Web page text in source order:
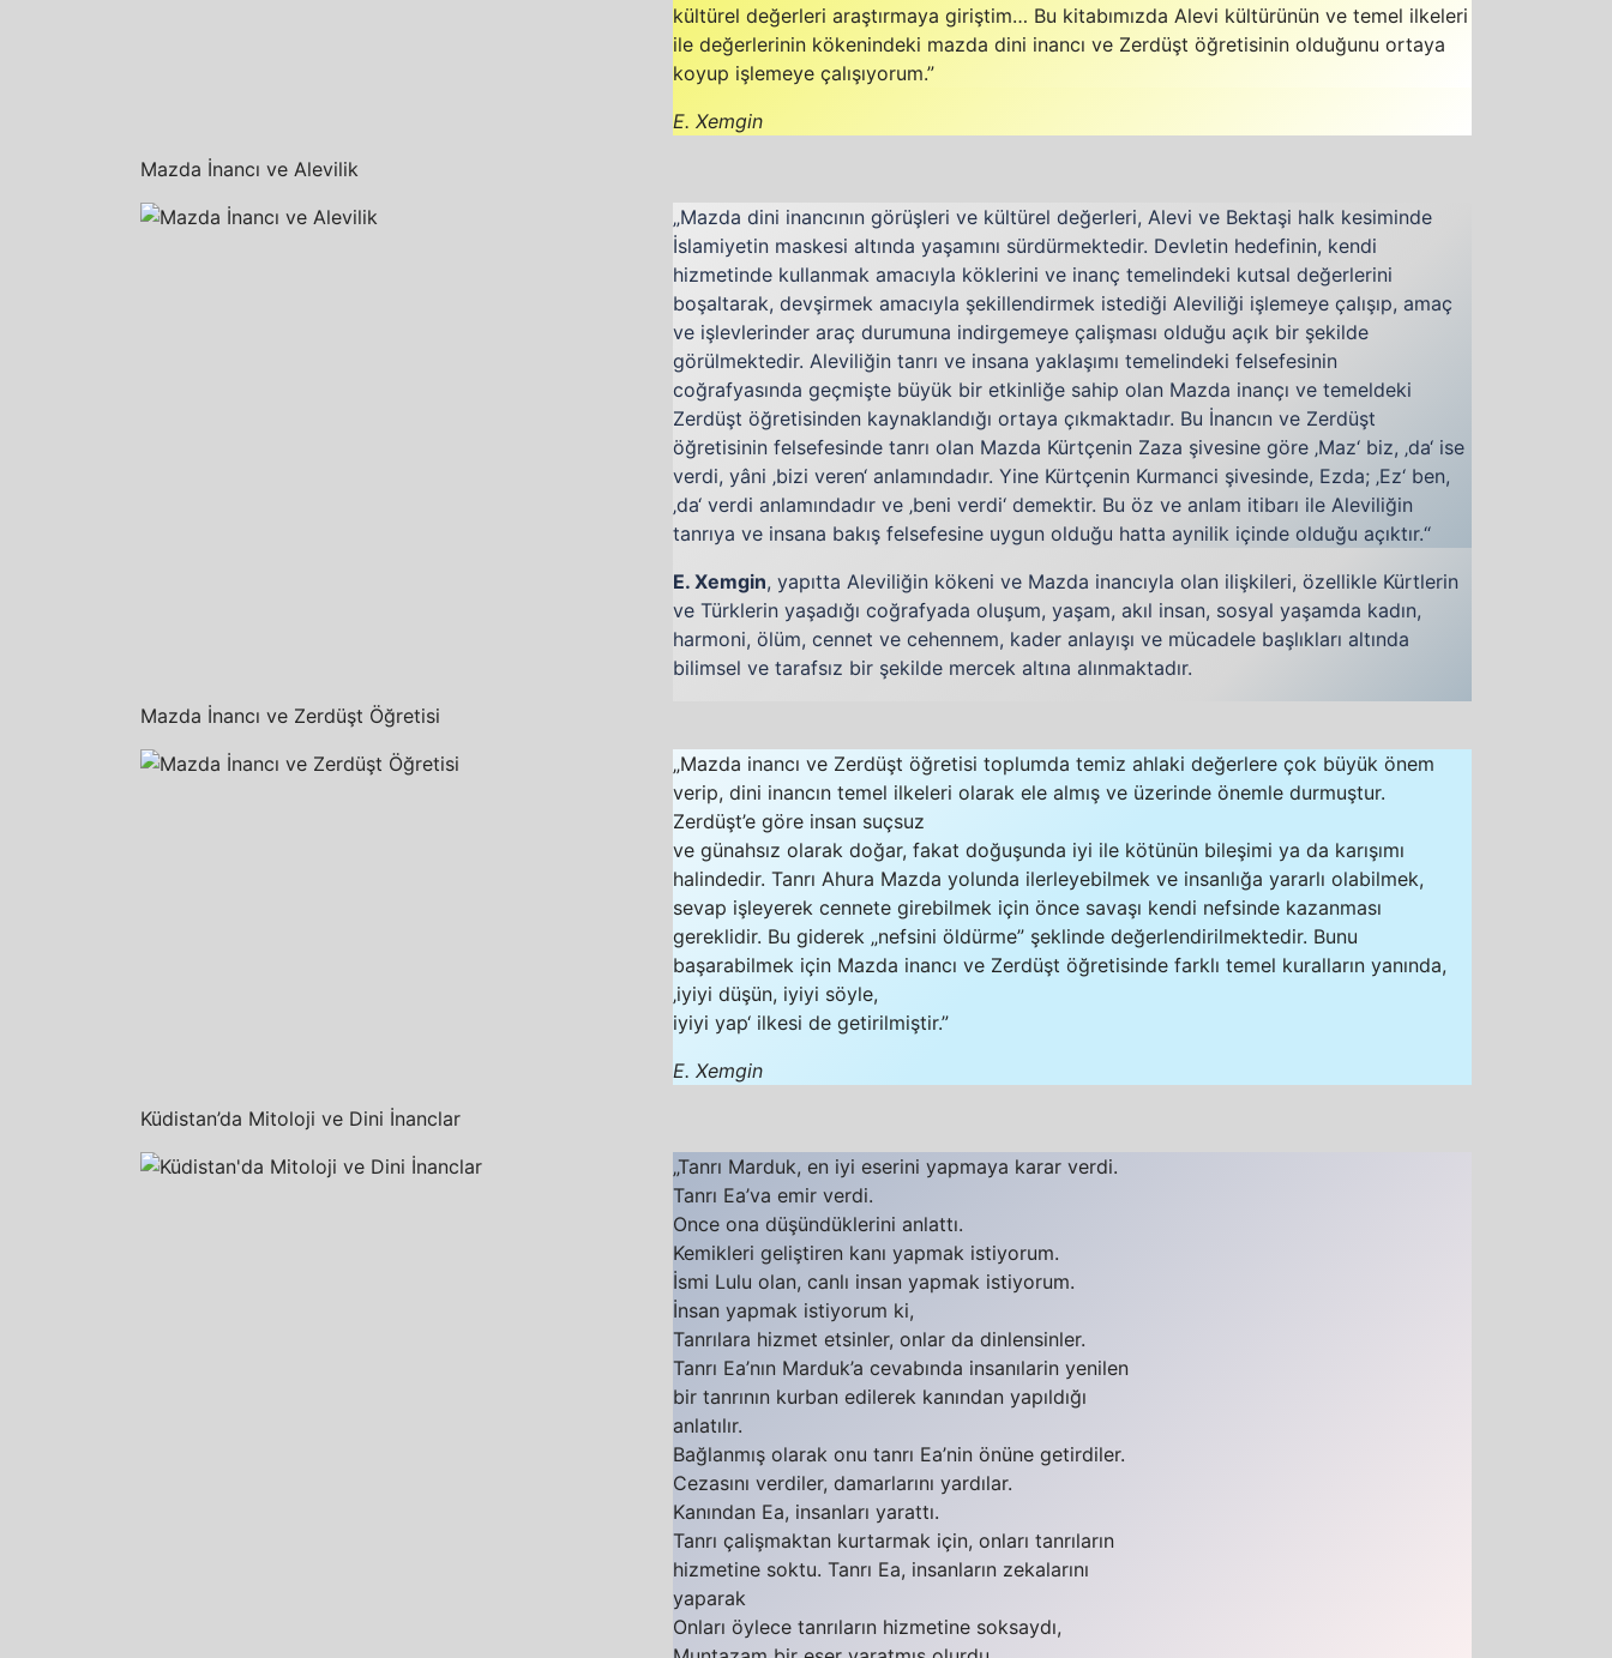
kültürel değerleri araştırmaya giriştim… Bu kitabımızda Alevi kültürünün ve temel ilkeleri
ile değerlerinin kökenindeki mazda dini inancı ve Zerdüşt öğretisinin olduğunu ortaya
koyup işlemeye çalışıyorum.”
E. Xemgin
Mazda İnancı ve Alevilik
„Mazda dini inancının görüşleri ve kültürel değerleri, Alevi ve Bektaşi halk kesiminde
İslamiyetin maskesi altında yaşamını sürdürmektedir. Devletin hedefinin, kendi
hizmetinde kullanmak amacıyla köklerini ve inanç temelindeki kutsal değerlerini
boşaltarak, devşirmek amacıyla şekillendirmek istediği Aleviliği işlemeye çalışıp, amaç
ve işlevlerinder araç durumuna indirgemeye çalişması olduğu açık bir şekilde
görülmektedir. Aleviliğin tanrı ve insana yaklaşımı temelindeki felsefesinin
coğrafyasında geçmişte büyük bir etkinliğe sahip olan Mazda inançı ve temeldeki
Zerdüşt öğretisinden kaynaklandığı ortaya çıkmaktadır. Bu İnancın ve Zerdüşt
öğretisinin felsefesinde tanrı olan Mazda Kürtçenin Zaza şivesine göre ‚Maz‘ biz, ‚da‘ ise
verdi, yâni ‚bizi veren‘ anlamındadır. Yine Kürtçenin Kurmanci şivesinde, Ezda; ‚Ez‘ ben,
‚da‘ verdi anlamındadır ve ‚beni verdi‘ demektir. Bu öz ve anlam itibarı ile Aleviliğin
tanrıya ve insana bakış felsefesine uygun olduğu hatta aynilik içinde olduğu açıktır.“
E. Xemgin, yapıtta Aleviliğin kökeni ve Mazda inancıyla olan ilişkileri, özellikle Kürtlerin
ve Türklerin yaşadığı coğrafyada oluşum, yaşam, akıl insan, sosyal yaşamda kadın,
harmoni, ölüm, cennet ve cehennem, kader anlayışı ve mücadele başlıkları altında
bilimsel ve tarafsız bir şekilde mercek altına alınmaktadır.
Mazda İnancı ve Zerdüşt Öğretisi
„Mazda inancı ve Zerdüşt öğretisi toplumda temiz ahlaki değerlere çok büyük önem
verip, dini inancın temel ilkeleri olarak ele almış ve üzerinde önemle durmuştur.
Zerdüşt’e göre insan suçsuz
ve günahsız olarak doğar, fakat doğuşunda iyi ile kötünün bileşimi ya da karışımı
halindedir. Tanrı Ahura Mazda yolunda ilerleyebilmek ve insanlığa yararlı olabilmek,
sevap işleyerek cennete girebilmek için önce savaşı kendi nefsinde kazanması
gereklidir. Bu giderek „nefsini öldürme” şeklinde değerlendirilmektedir. Bunu
başarabilmek için Mazda inancı ve Zerdüşt öğretisinde farklı temel kuralların yanında,
‚iyiyi düşün, iyiyi söyle,
iyiyi yap‘ ilkesi de getirilmiştir.”
E. Xemgin
Küdistan’da Mitoloji ve Dini İnanclar
„Tanrı Marduk, en iyi eserini yapmaya karar verdi.
Tanrı Ea’va emir verdi.
Once ona düşündüklerini anlattı.
Kemikleri geliştiren kanı yapmak istiyorum.
İsmi Lulu olan, canlı insan yapmak istiyorum.
İnsan yapmak istiyorum ki,
Tanrılara hizmet etsinler, onlar da dinlensinler.
Tanrı Ea’nın Marduk’a cevabında insanılarin yenilen
bir tanrının kurban edilerek kanından yapıldığı
anlatılır.
Bağlanmış olarak onu tanrı Ea’nin önüne getirdiler.
Cezasını verdiler, damarlarını yardılar.
Kanından Ea, insanları yarattı.
Tanrı çalişmaktan kurtarmak için, onları tanrıların
hizmetine soktu. Tanrı Ea, insanların zekalarını
yaparak
Onları öylece tanrıların hizmetine soksaydı,